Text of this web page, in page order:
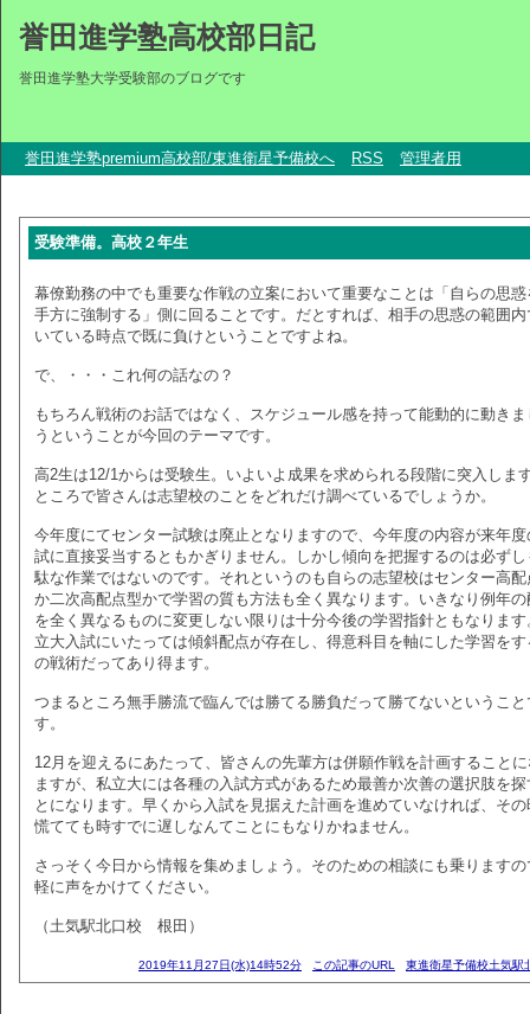
誉田進学塾高校部日記
誉田進学塾大学受験部のブログです
誉田進学塾premium高校部/東進衛星予備校へ RSS 管理者用
受験準備。高校２年生
幕僚勤務の中でも重要な作戦の立案において重要なことは「自らの思惑
手方に強制する」側に回ることです。だとすれば、相手の思惑の範囲内
いている時点で既に負けということですよね。
で、・・・これ何の話なの？
もちろん戦術のお話ではなく、スケジュール感を持って能動的に動きま
うということが今回のテーマです。
高2生は12/1からは受験生。いよいよ成果を求められる段階に突入しま
ところで皆さんは志望校のことをどれだけ調べているでしょうか。
今年度にてセンター試験は廃止となりますので、今年度の内容が来年度
試に直接妥当するともかぎりません。しかし傾向を把握するのは必ずし
駄な作業ではないのです。それというのも自らの志望校はセンター高配
か二次高配点型かで学習の質も方法も全く異なります。いきなり例年の
を全く異なるものに変更しない限りは十分今後の学習指針ともなります
立大入試にいたっては傾斜配点が存在し、得意科目を軸にした学習をす
の戦術だってあり得ます。
つまるところ無手勝流で臨んでは勝てる勝負だって勝てないということ
す。
12月を迎えるにあたって、皆さんの先輩方は併願作戦を計画すること
ますが、私立大には各種の入試方式があるため最善か次善の選択肢を探
とになります。早くから入試を見据えた計画を進めていなければ、その
慌てても時すでに遅しなんてことにもなりかねません。
さっそく今日から情報を集めましょう。そのための相談にも乗りますの
軽に声をかけてください。
（土気駅北口校 根田）
2019年11月27日(水)14時52分 この記事のURL 東進衛星予備校土気駅